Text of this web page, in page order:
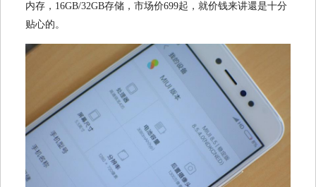
内存，16GB/32GB存储，市场价699起，就价钱来讲還是十分
贴心的。